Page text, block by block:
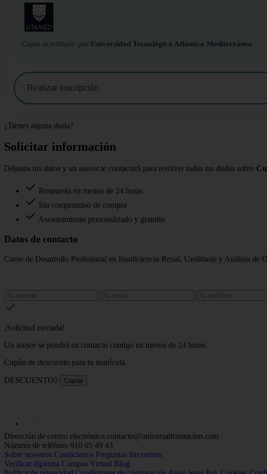
Curso acreditado por Universidad Tecnológica Atlántico Mediterráneo
Realizar inscripción
¿Tienes alguna duda?
Solicitar información
Déjanos tus datos y un asesor te contactará para resolver todas tus dudas sobre
Respuesta en menos de 24 horas
Sin compromiso de compra
Asesoramiento personalizado y gratuito
Datos de contacto
Curso de Desarrollo Profesional en Insuficiencia Renal, Urolitiasis y Análisis de
¡Solicitud enviada!
Un asesor se pondrá en contacto contigo en menos de 24 horas.
Cupón de descuento para tu matrícula
DESCUENTO5 Copiar
Dirección de correo electrónico contacto@universalformacion.com
Número de teléfono 910 05 49 43
Sobre nosotros Contáctanos Preguntas frecuentes
Verificar diploma Campus Virtual Blog